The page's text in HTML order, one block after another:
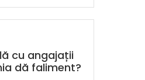
cu angajații
dă faliment?